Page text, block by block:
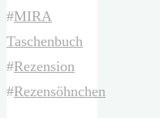
#MIRA
Taschenbuch
#Rezension
#Rezensöhnchen